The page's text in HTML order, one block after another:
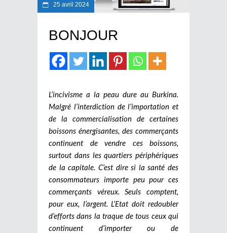
25 avril 2024
BONJOUR
L’incivisme a la peau dure au Burkina.
Malgré l’interdiction de l’importation et
de la commercialisation de certaines
boissons énergisantes, des commerçants
continuent de vendre ces boissons,
surtout dans les quartiers périphériques
de la capitale. C’est dire si la santé des
consommateurs importe peu pour ces
commerçants véreux. Seuls comptent,
pour eux, l’argent. L’Etat doit redoubler
d’efforts dans la traque de tous ceux qui
continuent d’importer ou de